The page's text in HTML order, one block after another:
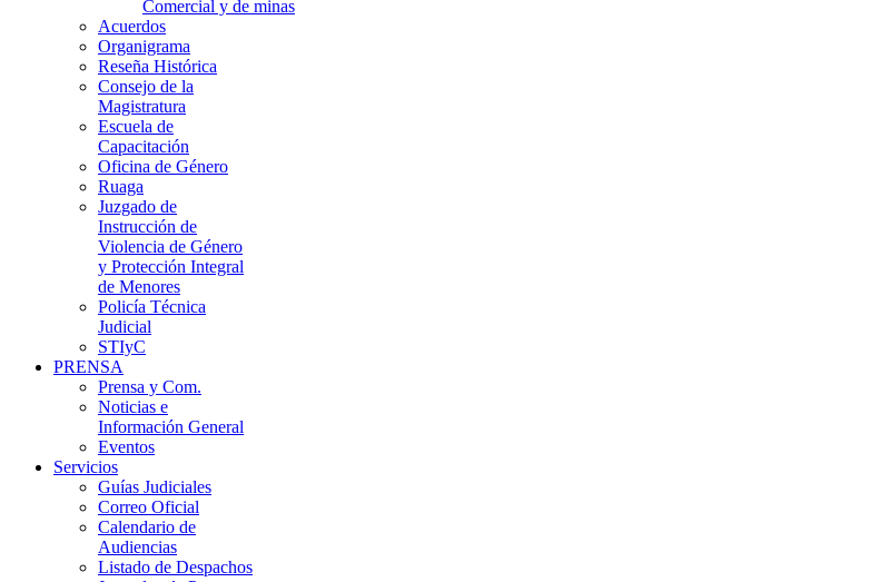
Comercial y de minas
Acuerdos
Organigrama
Reseña Histórica
Consejo de la
Magistratura
Escuela de
Capacitación
Oficina de Género
Ruaga
Juzgado de
Instrucción de
Violencia de Género
y Protección Integral
de Menores
Policía Técnica
Judicial
STIyC
PRENSA
Prensa y Com.
Noticias e
Información General
Eventos
Servicios
Guías Judiciales
Correo Oficial
Calendario de
Audiencias
Listado de Despachos